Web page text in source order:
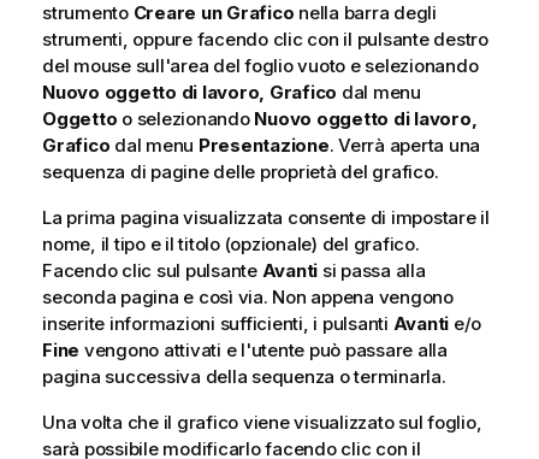
strumento Creare un Grafico nella barra degli
strumenti, oppure facendo clic con il pulsante destro
del mouse sull'area del foglio vuoto e selezionando
Nuovo oggetto di lavoro, Grafico dal menu
Oggetto o selezionando Nuovo oggetto di lavoro,
Grafico dal menu Presentazione. Verrà aperta una
sequenza di pagine delle proprietà del grafico.
La prima pagina visualizzata consente di impostare il
nome, il tipo e il titolo (opzionale) del grafico.
Facendo clic sul pulsante Avanti si passa alla
seconda pagina e così via. Non appena vengono
inserite informazioni sufficienti, i pulsanti Avanti e/o
Fine vengono attivati e l'utente può passare alla
pagina successiva della sequenza o terminarla.
Una volta che il grafico viene visualizzato sul foglio,
sarà possibile modificarlo facendo clic con il